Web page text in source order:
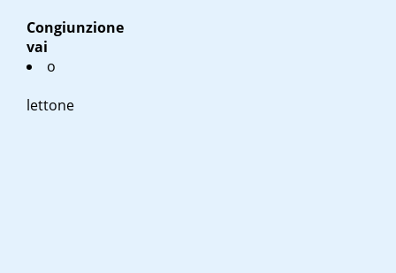
Congiunzione
vai
o
lettone